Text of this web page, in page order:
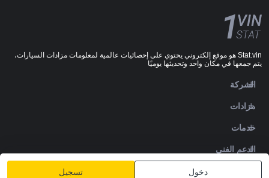
دخول تسجيل
Stat.vin هو موقع إلكتروني يحتوي على إحصائيات عالمية لمعلومات مزادات السيارات،
يتم جمعها في مكان واحد وتحديثها يوميًا
الشركة
مزادات
خدمات
الدعم الفني
DOWNLOADS